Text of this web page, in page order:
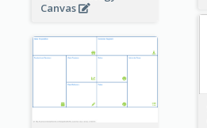
Canvas